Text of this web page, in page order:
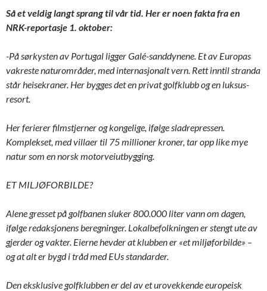
Så et veldig langt sprang til vår tid. Her er noen fakta fra en
NRK-reportasje 1. oktober:
-På sørkysten av Portugal ligger Galé-sanddynene. Et av Europas
vakreste naturområder, med internasjonalt vern. Rett inntil stranda
står heisekraner. Her bygges det en privat golfklubb og en luksus-
resort.
Her ferierer filmstjerner og kongelige, ifølge sladrepressen.
Komplekset, med villaer til 75 millioner kroner, tar opp like mye
natur som en norsk motorveiutbygging.
ET MILJØFORBILDE?
Alene gresset på golfbanen sluker 800.000 liter vann om dagen,
ifølge redaksjonens beregninger. Lokalbefolkningen er stengt ute av
gjerder og vakter. Eierne hevder at klubben er «et miljøforbilde» –
og at alt er bygd i tråd med EUs standarder.
Den eksklusive golfklubben er del av et urovekkende europeisk